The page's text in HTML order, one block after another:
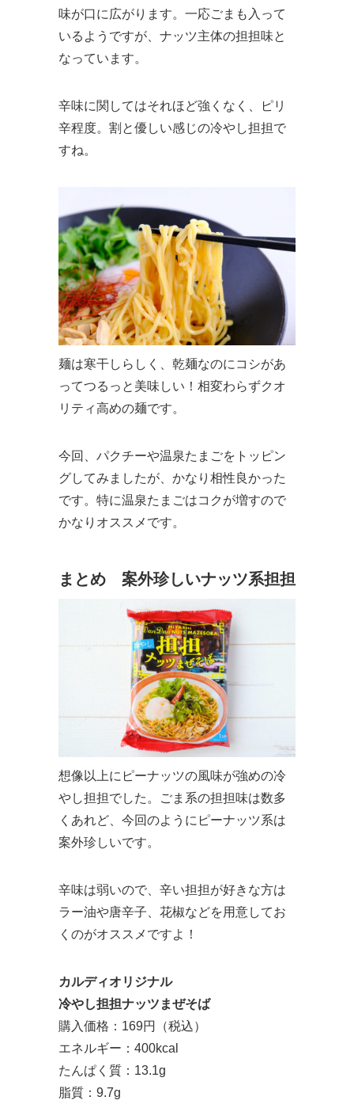
味が口に広がります。一応ごまも入って
いるようですが、ナッツ主体の担担味と
なっています。
辛味に関してはそれほど強くなく、ピリ
辛程度。割と優しい感じの冷やし担担で
すね。
麺は寒干しらしく、乾麺なのにコシがあ
ってつるっと美味しい！相変わらずクオ
リティ高めの麺です。
今回、パクチーや温泉たまごをトッピン
グしてみましたが、かなり相性良かった
です。特に温泉たまごはコクが増すので
かなりオススメです。
まとめ 案外珍しいナッツ系担担
想像以上にピーナッツの風味が強めの冷
やし担担でした。ごま系の担担味は数多
くあれど、今回のようにピーナッツ系は
案外珍しいです。
辛味は弱いので、辛い担担が好きな方は
ラー油や唐辛子、花椒などを用意してお
くのがオススメですよ！
カルディオリジナル
冷やし担担ナッツまぜそば
購入価格：169円（税込）
エネルギー：400kcal
たんぱく質：13.1g
脂質：9.7g